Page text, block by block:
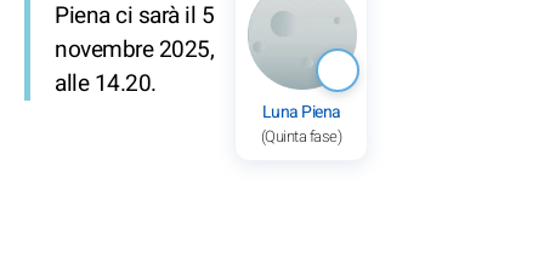
Luna Piena
(Quinta fase)
Piena ci sarà il 5
novembre 2025,
alle 14.20.